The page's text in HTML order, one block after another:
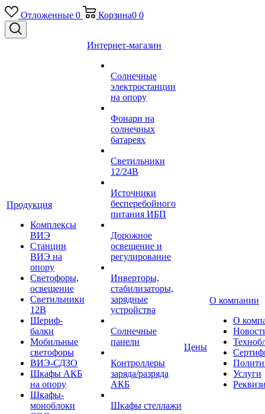
Отложенные 0 Корзина0 0
Продукция
Комплексы
ВИЭ
Станции
ВИЭ на
опору
Светофоры,
освещение
Светильники
12В
Шериф-
балки
Мобильные
светофоры
ВИЭ-СДЗО
Шкафы АКБ
на опору
Шкафы-
моноблоки
Интернет-магазин
Солнечные
электростанции
на опору
Фонари на
солнечных
батареях
Светильники
12/24В
Источники
бесперебойного
питания ИБП
Дорожное
освещение и
регулирование
Инверторы,
стабилизаторы,
зарядные
устройства
Солнечные
панели
Контроллеры
заряда/разряда
АКБ
Шкафы стеллажи
Цены
О компании
О
Услуги